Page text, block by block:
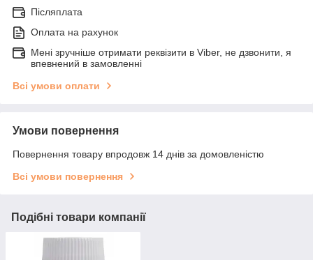
Післяплата
Оплата на рахунок
Мені зручніше отримати реквізити в Viber, не дзвонити, я
впевнений в замовленні
Всі умови оплати
Умови повернення
Повернення товару впродовж 14 днів за домовленістю
Всі умови повернення
Подібні товари компанії